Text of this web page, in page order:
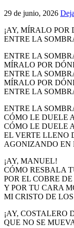
29 de junio, 2026
¡AY, MÍRALO POR
ENTRE LA
ENTRE LA
MÍRALO POR
ENTRE LA
MÍRALO POR
ENTRE LA
ENTRE LA
CÓMO LE DUELE
CÓMO LE DUELE
EL VERTE LLENO
AGONIZANDO EN
¡AY, MANUEL!
CÓMO RESBALA
POR EL COBRE
Y POR TU CARA
MI CRISTO DE
¡AY, COSTALERO
QUE NO SE
Quiero hacer el